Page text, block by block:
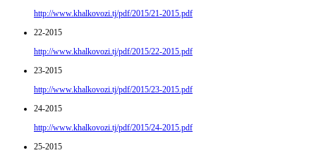
http://www.khalkovozi.tj/pdf/2015/21-2015.pdf
22-2015
http://www.khalkovozi.tj/pdf/2015/22-2015.pdf
23-2015
http://www.khalkovozi.tj/pdf/2015/23-2015.pdf
24-2015
http://www.khalkovozi.tj/pdf/2015/24-2015.pdf
25-2015